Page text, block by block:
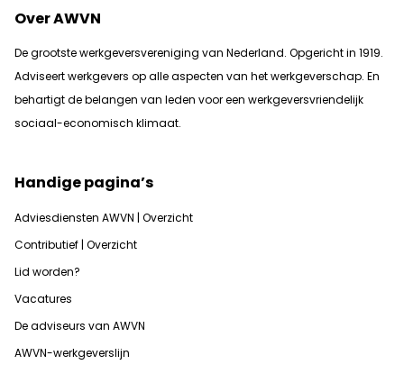
Over AWVN
De grootste werkgeversvereniging van Nederland. Opgericht in 1919.
Adviseert werkgevers op alle aspecten van het werkgeverschap. En
behartigt de belangen van leden voor een werkgeversvriendelijk
sociaal-economisch klimaat.
Handige pagina’s
Adviesdiensten AWVN | Overzicht
Contributief | Overzicht
Lid worden?
Vacatures
De adviseurs van AWVN
AWVN-werkgeverslijn